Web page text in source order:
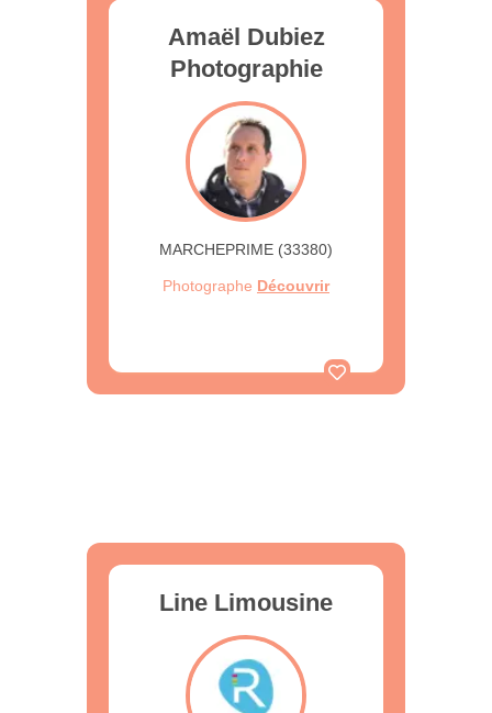
Amaël Dubiez
Photographie
MARCHEPRIME (33380)
Photographe Découvrir
Line Limousine